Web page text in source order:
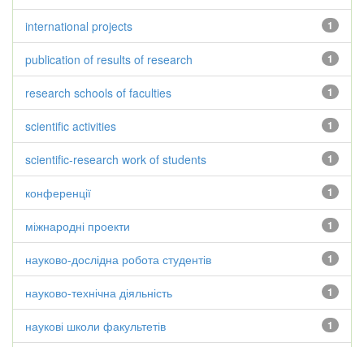
1
international projects
1
publication of results of research
1
research schools of faculties
1
scientific activities
1
scientific-research work of students
1
конференції
1
міжнародні проекти
1
науково-дослідна робота студентів
1
науково-технічна діяльність
1
наукові школи факультетів